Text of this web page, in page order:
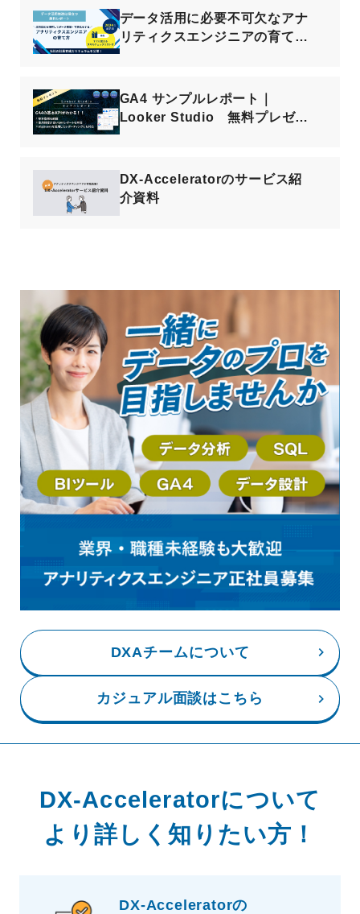
データ活用に必要不可欠なアナ
リティクスエンジニアの育て
方！ スキルリスト＆カリキュ
GA4 サンプルレポート｜
Looker Studio 無料プレゼン
ト
DX-Acceleratorのサービス紹
介資料
DXAチームについて
カジュアル面談はこちら
DX-Acceleratorについて
より詳しく知りたい方！
DX-Acceleratorの